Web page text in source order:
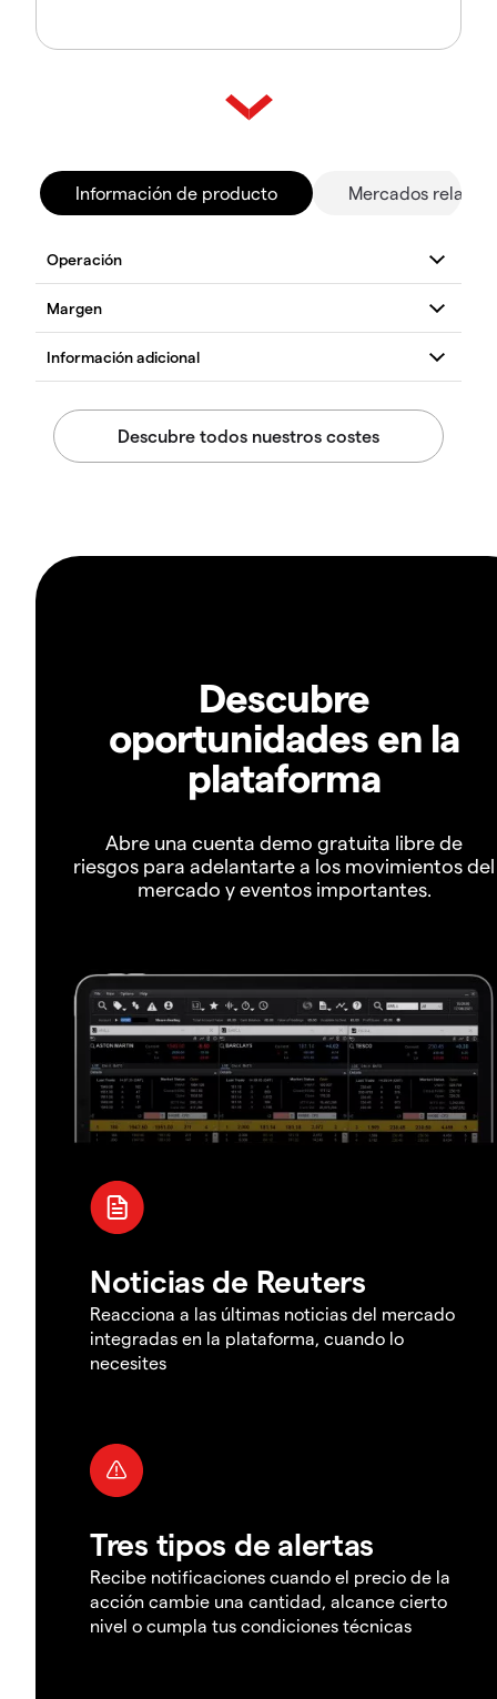
Información de producto Mercados
Descubre
oportunidades en la
plataforma
Abre una cuenta demo gratuita libre de
riesgos para adelantarte a los movimientos del
mercado y eventos importantes.
Noticias de Reuters
Reacciona a las últimas noticias del mercado
integradas en la plataforma, cuando lo
necesites
Tres tipos de alertas
Recibe notificaciones cuando el precio de la
acción cambie una cantidad, alcance cierto
nivel o cumpla tus condiciones técnicas